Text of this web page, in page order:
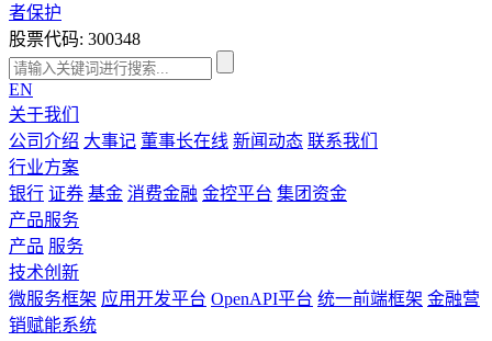
者保护
股票代码: 300348
EN
关于我们
公司介绍 大事记 董事长在线 新闻动态 联系我们
行业方案
银行 证券 基金 消费金融 金控平台 集团资金
产品服务
产品 服务
技术创新
微服务框架 应用开发平台 OpenAPI平台 统一前端框架 金融营
销赋能系统